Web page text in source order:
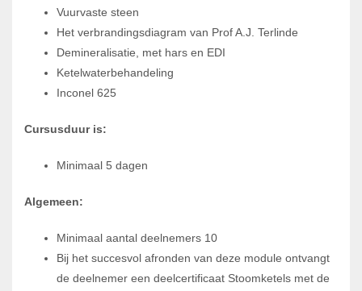
Vuurvaste steen
Het verbrandingsdiagram van Prof A.J. Terlinde
Demineralisatie, met hars en EDI
Ketelwaterbehandeling
Inconel 625
Cursusduur is:
Minimaal 5 dagen
Algemeen:
Minimaal aantal deelnemers 10
Bij het succesvol afronden van deze module ontvangt
de deelnemer een deelcertificaat Stoomketels met de